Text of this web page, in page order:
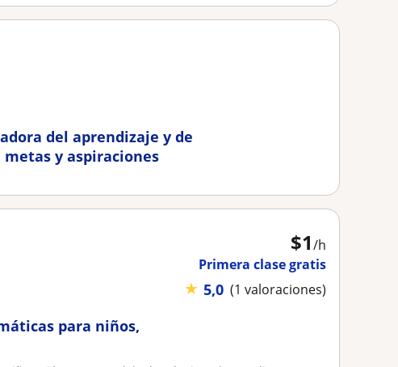
del aprendizaje y de
metas y aspiraciones
$1/h
Primera clase gratis
★ 5,0 (1 valoraciones)
para niños,